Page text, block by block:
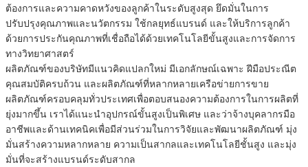
ต้องการและความคาดหวังของลูกค้าในระดับสูงสุด ยึดมั่นในการ
ปรับปรุงคุณภาพและนวัตกรรม ใช้กลยุทธ์แบรนด์ และให้บริการลูกค้า
ด้วยการประกันคุณภาพที่เชื่อถือได้ด้วยเทคโนโลยีขั้นสูงและการจัดการ
ทางวิทยาศาสตร์
ผลิตภัณฑ์ของบริษัทมีแนวคิดแปลกใหม่ มีเอกลักษณ์เฉพาะ ฝีมือประณีต
คุณสมบัติครบถ้วน และผลิตภัณฑ์ที่หลากหลายเครือข่ายการขาย
ผลิตภัณฑ์ครอบคลุมทั่วประเทศเพื่อตอบสนองความต้องการในการผลิตที่
ยุ่งมากขึ้น เราได้แนะนำอุปกรณ์ขั้นสูงเป็นพิเศษ และว่าจ้างบุคลากรมือ
อาชีพและด้านเทคนิคเพื่อมีส่วนร่วมในการวิจัยและพัฒนาผลิตภัณฑ์ มุ่ง
มั่นสร้างความหลากหลาย ความเป็นสากลและเทคโนโลยีชั้นสูง และมุ่ง
มั่นที่จะสร้างแบรนด์ระดับสากล